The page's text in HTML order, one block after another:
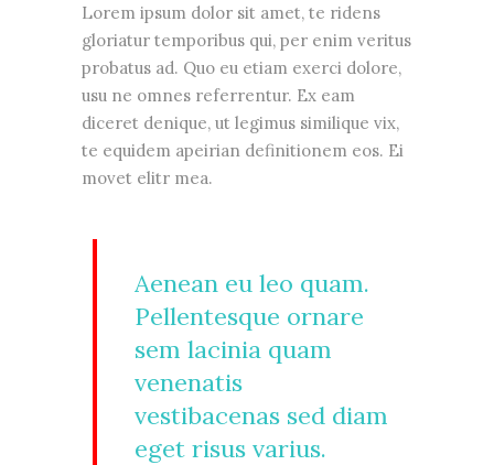
Lorem ipsum dolor sit amet, te ridens
gloriatur temporibus qui, per enim veritus
probatus ad. Quo eu etiam exerci dolore,
usu ne omnes referrentur. Ex eam
diceret denique, ut legimus similique vix,
te equidem apeirian definitionem eos. Ei
movet elitr mea.
Aenean eu leo quam.
Pellentesque ornare
sem lacinia quam
venenatis
vestibacenas sed diam
eget risus varius.